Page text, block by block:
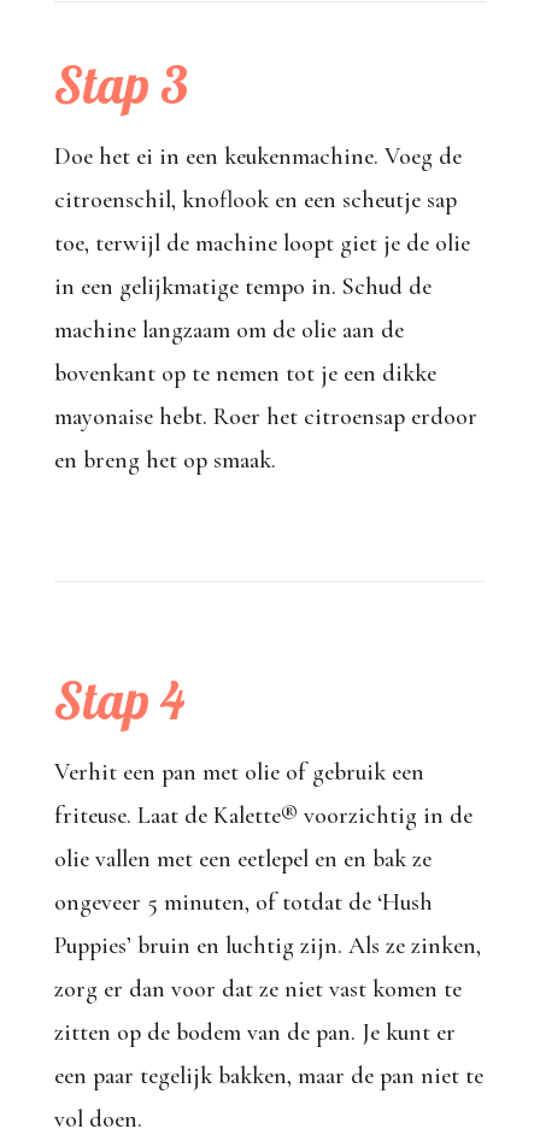
Stap 3
Doe het ei in een keukenmachine. Voeg de
citroenschil, knoflook en een scheutje sap
toe, terwijl de machine loopt giet je de olie
in een gelijkmatige tempo in. Schud de
machine langzaam om de olie aan de
bovenkant op te nemen tot je een dikke
mayonaise hebt. Roer het citroensap erdoor
en breng het op smaak.
Stap 4
Verhit een pan met olie of gebruik een
friteuse. Laat de Kalette® voorzichtig in de
olie vallen met een eetlepel en en bak ze
ongeveer 5 minuten, of totdat de ‘Hush
Puppies’ bruin en luchtig zijn. Als ze zinken,
zorg er dan voor dat ze niet vast komen te
zitten op de bodem van de pan. Je kunt er
een paar tegelijk bakken, maar de pan niet te
vol doen.